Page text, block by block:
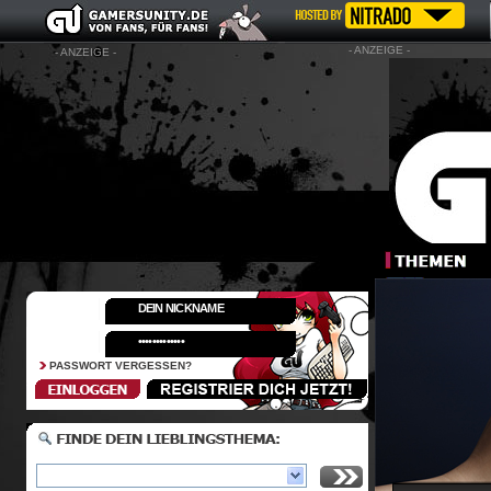
- ANZEIGE -
- ANZEIGE -
PASSWORT VERGESSEN?